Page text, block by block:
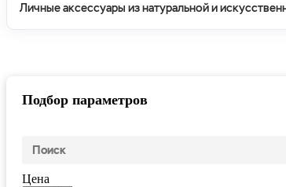
Личные аксессуары из натуральной и
Подбор параметров
Цена